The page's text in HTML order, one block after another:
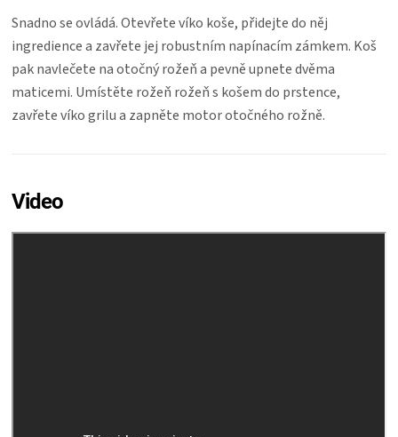
Snadno se ovládá. Otevřete víko koše, přidejte do něj
ingredience a zavřete jej robustním napínacím zámkem. Koš
pak navlečete na otočný rožeň a pevně upnete dvěma
maticemi. Umístěte rožeň rožeň s košem do prstence,
zavřete víko grilu a zapněte motor otočného rožně.
Video